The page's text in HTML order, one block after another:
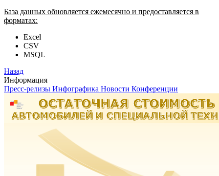
База данных обновляется ежемесячно и предоставляется в
форматах:
Excel
CSV
MSQL
Назад
Информация
Пресс-релизы Инфографика Новости Конференции